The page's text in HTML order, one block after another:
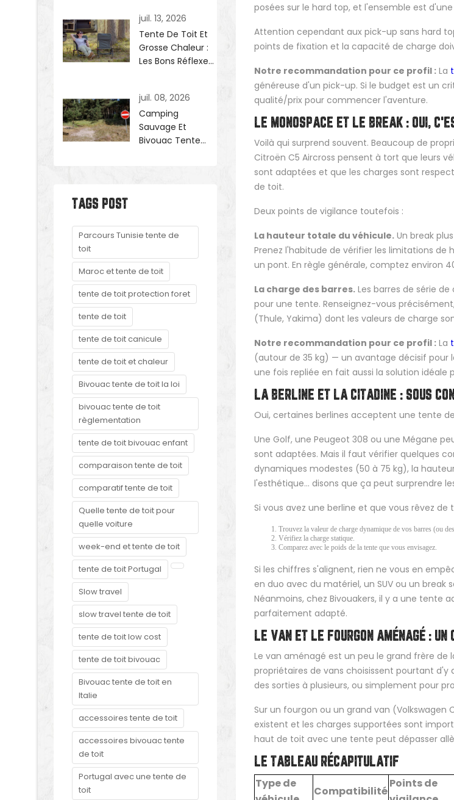
Tente De Toit Et
Grosse Chaleur :
Les Bons Réflexes
juil. 13, 2026
Camping
Sauvage Et
Bivouac Tente
juil. 08, 2026
TAGS POST
Parcours Tunisie tente de
toit
Maroc et tente de toit
tente de toit protection foret
tente de toit
tente de toit canicule
tente de toit et chaleur
Bivouac tente de toit la loi
bivouac tente de toit
règlementation
tente de toit bivouac enfant
comparaison tente de toit
comparatif tente de toit
Quelle tente de toit pour
quelle voiture
week-end et tente de toit
tente de toit Portugal
Slow travel
slow travel tente de toit
tente de toit low cost
tente de toit bivouac
Bivouac tente de toit en
Italie
accessoires tente de toit
accessoires bivouac tente
de toit
Portugal avec une tente de
toit
posées sur le hard top, et l'ensemble est
Attention cependant aux pick-up sans hard
points de fixation et la capacité de charge
Notre recommandation pour ce profil : La
généreuse d'un pick-up. Si le budget est un
qualité/prix pour commencer l'aventure.
LE MONOSPACE ET LE BREAK : OUI,
Voilà qui surprend souvent. Beaucoup de
Citroën C5 Aircross pensent à tort que leurs
sont adaptées et que les charges sont
de toit.
Deux points de vigilance toutefois :
La hauteur totale du véhicule. Un break
Prenez l'habitude de vérifier les limitations de
un pont. En règle générale, comptez environ
La charge des barres. Les barres de série
pour une tente. Renseignez-vous
(Thule, Yakima) dont les valeurs de charge
Notre recommandation pour ce profil : La
(autour de 35 kg) — un avantage décisif pour
une fois repliée en fait aussi la solution idéale
LA BERLINE ET LA CITADINE : SOUS
Oui, certaines berlines acceptent une tente
Une Golf, une Peugeot 308 ou une Mégane
sont adaptées. Mais il faut vérifier quelques
dynamiques modestes (50 à 75 kg), la
l'esthétique... disons que ça peut surprendre
Si vous avez une berline et que vous rêvez
Trouvez la valeur de charge dynamique de vos barres (ou
Vérifiez la charge statique.
Comparez avec le poids de la tente que vous envisagez.
Si les chiffres s'alignent, rien ne vous en
en duo avec du matériel, un SUV ou un
Néanmoins, chez Bivouakers, il y a une tente
parfaitement adapté.
LE VAN ET LE FOURGON AMÉNAGÉ : UN
Le van aménagé est un peu le grand frère
propriétaires de vans choisissent pourtant
des sorties à plusieurs, ou simplement pour
Sur un fourgon ou un grand van (Volkswagen
existent et les charges supportées sont
haut de toit avec une tente peut dépasser
LE TABLEAU RÉCAPITULATIF
Type de
Compatibilité
Points de